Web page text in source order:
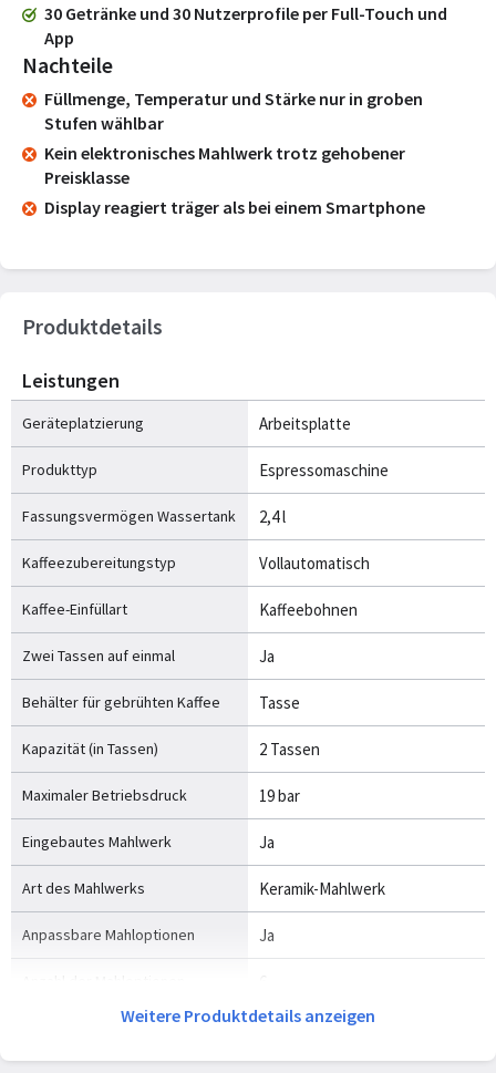
30 Getränke und 30 Nutzerprofile per Full-Touch und
App
Nachteile
Füllmenge, Temperatur und Stärke nur in groben
Stufen wählbar
Kein elektronisches Mahlwerk trotz gehobener
Preisklasse
Display reagiert träger als bei einem Smartphone
Produktdetails
Leistungen
Geräteplatzierung Arbeitsplatte
Produkttyp Espressomaschine
Fassungsvermögen Wassertank 2,4 l
Kaffeezubereitungstyp Vollautomatisch
Kaffee-Einfüllart Kaffeebohnen
Zwei Tassen auf einmal Ja
Behälter für gebrühten Kaffee Tasse
Kapazität (in Tassen) 2 Tassen
Maximaler Betriebsdruck 19 bar
Eingebautes Mahlwerk Ja
Art des Mahlwerks Keramik-Mahlwerk
Anpassbare Mahloptionen Ja
Fassungsvermögen
320 g
Weitere Produktdetails anzeigen